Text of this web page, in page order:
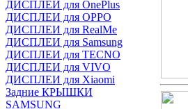
ДИСПЛЕИ для OnePlus
ДИСПЛЕИ для OPPO
ДИСПЛЕИ для RealMe
ДИСПЛЕИ для Samsung
ДИСПЛЕИ для TECNO
ДИСПЛЕИ для VIVO
ДИСПЛЕИ для Xiaomi
Задние КРЫШКИ
SAMSUNG